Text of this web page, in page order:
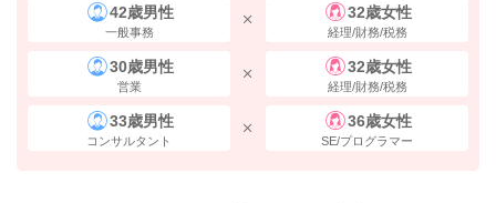
42歳男性
一般事務
32歳女性
経理/財務/税務
30歳男性
営業
32歳女性
経理/財務/税務
33歳男性
コンサルタント
36歳女性
SE/プログラマー